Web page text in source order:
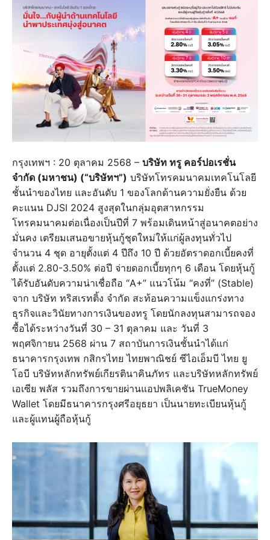
กรุงเทพฯ : 20 ตุลาคม 2568 – บริษัท ทรู คอร์ปอเรชั่น
จำกัด (มหาชน) (“บริษัทฯ”) บริษัทโทรคมนาคมเทคโนโลยี
ชั้นนำของไทย และอันดับ 1 ของโลกด้านความยั่งยืน ด้วย
คะแนน DJSI 2024 สูงสุดในกลุ่มอุตสาหกรรม
โทรคมนาคมต่อเนื่องเป็นปีที่ 7 พร้อมเดินหน้าสู่อนาคตอย่าง
มั่นคง เตรียมเสนอขายหุ้นกู้ชุดใหม่ให้แก่ผู้ลงทุนทั่วไป
จำนวน 4 ชุด อายุตั้งแต่ 4 ปีถึง 10 ปี ด้วยอัตราดอกเบี้ยคงที่
ตั้งแต่ 2.80-3.50% ต่อปี จ่ายดอกเบี้ยทุกๆ 6 เดือน โดยหุ้นกู้
ได้รับอันดับความน่าเชื่อถือ “A+” แนวโน้ม “คงที่” (Stable)
จาก บริษัท ทริสเรทติ้ง จำกัด สะท้อนความแข็งแกร่งทาง
ธุรกิจและวินัยทางการเงินของทรู โดยนักลงทุนสามารถจอง
ซื้อได้ระหว่างวันที่ 30 – 31 ตุลาคม และ วันที่ 3
พฤศจิกายน 2568 ผ่าน 7 สถาบันการเงินชั้นนำได้แก่
ธนาคารกรุงเทพ กสิกรไทย ไทยพาณิชย์ ซีไอเอ็มบี ไทย ยู
โอบี บริษัทหลักทรัพย์เกียรตินาคินภัทร และบริษัทหลักทรัพย์
เอเซีย พลัส รวมถึงการขายผ่านแอปพลิเคชัน TrueMoney
Wallet โดยมีธนาคารกรุงศรีอยุธยา เป็นนายทะเบียนหุ้นกู้
และผู้แทนผู้ถือหุ้นกู้